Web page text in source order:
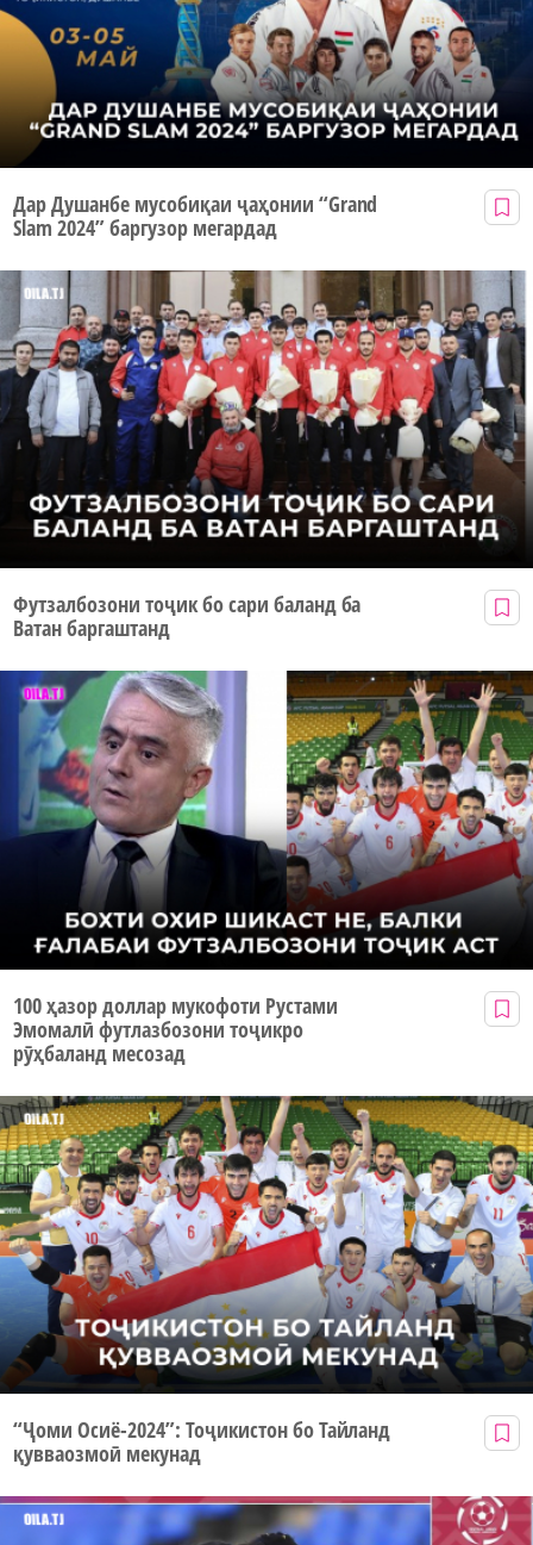
Дар Душанбе мусобиқаи ҷаҳонии “Grand
Slam 2024” баргузор мегардад
Футзалбозони тоҷик бо сари баланд ба
Ватан баргаштанд
100 ҳазор доллар мукофоти Рустами
Эмомалӣ футлазбозони тоҷикро
рӯҳбаланд месозад
“Ҷоми Осиё-2024”: Тоҷикистон бо Тайланд
қувваозмоӣ мекунад